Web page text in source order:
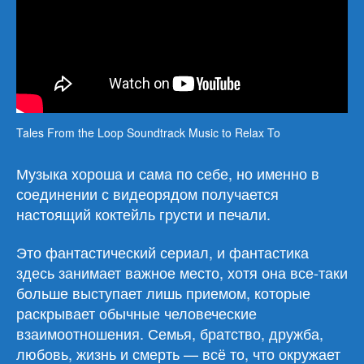
Tales From the Loop Soundtrack Music to Relax To
Музыка хороша и сама по себе, но именно в
соединении с видеорядом получается
настоящий коктейль грусти и печали.
Это фантастический сериал, и фантастика
здесь занимает важное место, хотя она все-таки
больше выступает лишь приемом, которые
раскрывает обычные человеческие
взаимоотношения. Семья, братство, дружба,
любовь, жизнь и смерть — всё то, что окружает